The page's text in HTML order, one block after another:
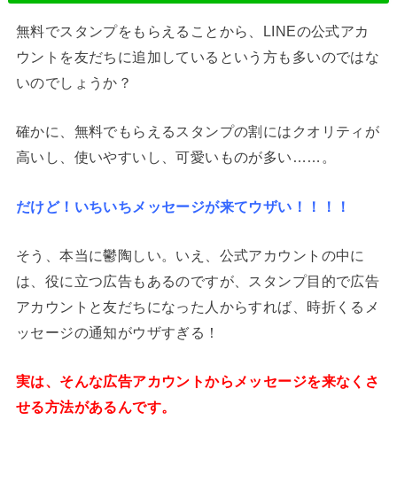
無料でスタンプをもらえることから、LINEの公式アカ
ウントを友だちに追加しているという方も多いのではな
いのでしょうか？
確かに、無料でもらえるスタンプの割にはクオリティが
高いし、使いやすいし、可愛いものが多い……。
だけど！いちいちメッセージが来てウザい！！！！
そう、本当に鬱陶しい。いえ、公式アカウントの中に
は、役に立つ広告もあるのですが、スタンプ目的で広告
アカウントと友だちになった人からすれば、時折くるメ
ッセージの通知がウザすぎる！
実は、そんな広告アカウントからメッセージを来なくさ
せる方法があるんです。